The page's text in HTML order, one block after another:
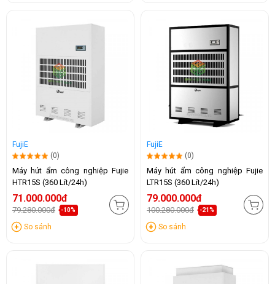
FujiE
(0)
Máy hút ẩm công nghiệp Fujie
HTR15S (360 Lít/24h)
71.000.000đ
79.280.000đ -10%
So sánh
FujiE
(0)
Máy hút ẩm công nghiệp Fujie
LTR15S (360 Lít/24h)
79.000.000đ
100.280.000đ -21%
So sánh